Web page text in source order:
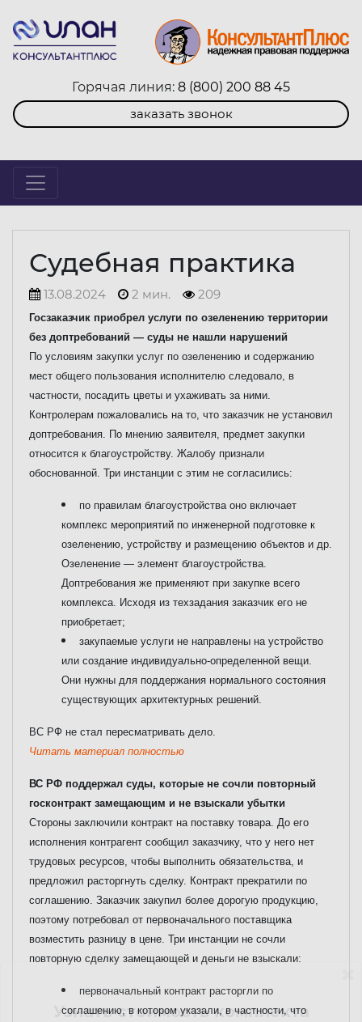
Горячая линия: 8 (800) 200 88 45
заказать звонок
Судебная практика
13.08.2024 2 мин. 209
Госзаказчик приобрел услуги по озеленению территории
без доптребований — суды не нашли нарушений
По условиям закупки услуг по озеленению и содержанию
мест общего пользования исполнителю следовало, в
частности, посадить цветы и ухаживать за ними.
Контролерам пожаловались на то, что заказчик не установил
доптребования. По мнению заявителя, предмет закупки
относится к благоустройству. Жалобу признали
обоснованной. Три инстанции с этим не согласились:
по правилам благоустройства оно включает
комплекс мероприятий по инженерной подготовке к
озеленению, устройству и размещению объектов и др.
Озеленение — элемент благоустройства.
Доптребования же применяют при закупке всего
комплекса. Исходя из техзадания заказчик его не
приобретает;
закупаемые услуги не направлены на устройство
или создание индивидуально-определенной вещи.
Они нужны для поддержания нормального состояния
существующих архитектурных решений.
ВС РФ не стал пересматривать дело.
Читать материал полностью
ВС РФ поддержал суды, которые не сочли повторный
госконтракт замещающим и не взыскали убытки
Стороны заключили контракт на поставку товара. До его
исполнения контрагент сообщил заказчику, что у него нет
трудовых ресурсов, чтобы выполнить обязательства, и
предложил расторгнуть сделку. Контракт прекратили по
соглашению. Заказчик закупил более дорогую продукцию,
поэтому потребовал от первоначального поставщика
возместить разницу в цене. Три инстанции не сочли
повторную сделку замещающей и деньги не взыскали:
первоначальный контракт расторгли по
соглашению, в котором указали, в частности, что
Узнать стоимость комплекта